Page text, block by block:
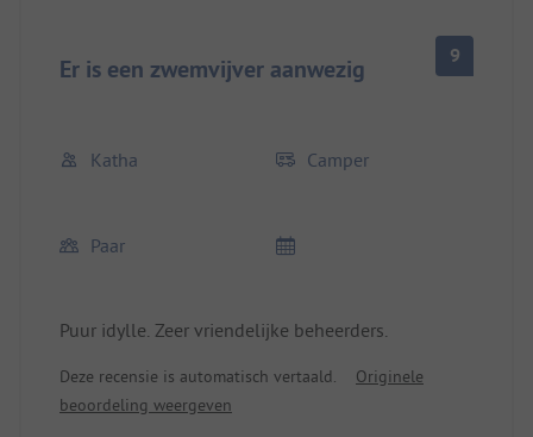
Er is een zwemvijver aanwezig 9
Katha Camper
Paar
Puur idylle. Zeer vriendelijke beheerders.
Deze recensie is automatisch vertaald.
Originele
beoordeling weergeven